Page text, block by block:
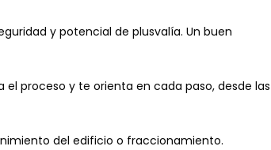
y potencial de plusvalía. Un buen
proceso y te orienta en cada paso, desde las
del edificio o fraccionamiento.